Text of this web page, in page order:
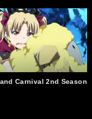
Carnival 2nd Season